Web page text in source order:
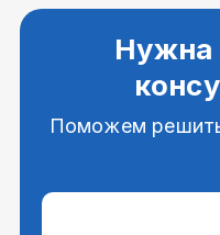
Нужна
Поможем